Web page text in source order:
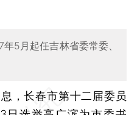
5月起任吉林省委常委、
长春市第十二届委员